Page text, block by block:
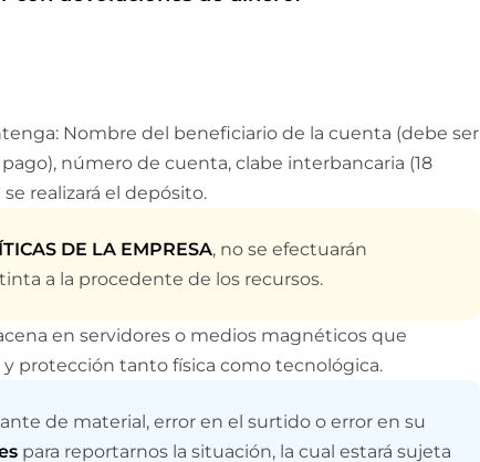
Nombre del beneficiario de la cuenta (debe ser
número de cuenta, clabe interbancaria (18
realizará el depósito.
DE LA EMPRESA, no se efectuarán
a la procedente de los recursos.
en servidores o medios magnéticos que
protección tanto física como tecnológica.
de material, error en el surtido o error en su
para reportarnos la situación, la cual estará sujeta